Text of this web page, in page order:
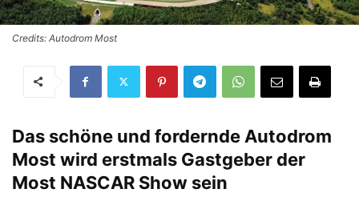
Credits: Autodrom Most
Das schöne und fordernde Autodrom
Most wird erstmals Gastgeber der
Most NASCAR Show sein